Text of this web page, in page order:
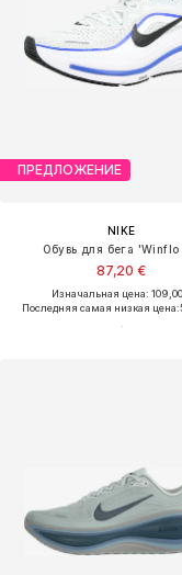
ПРЕДЛОЖЕНИЕ
NIKE
Обувь для бега 'Winflo
87,20 €
Изначальная цена:
Последняя самая низкая цена: